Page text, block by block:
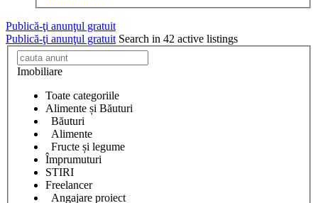
Publică-ţi anunţul gratuit
Publică-ţi anunţul gratuit Search in 42 active listings
Imobiliare
Toate categoriile
Alimente și Băuturi
Băuturi
Alimente
Fructe și legume
Împrumuturi
STIRI
Freelancer
Angajare proiect